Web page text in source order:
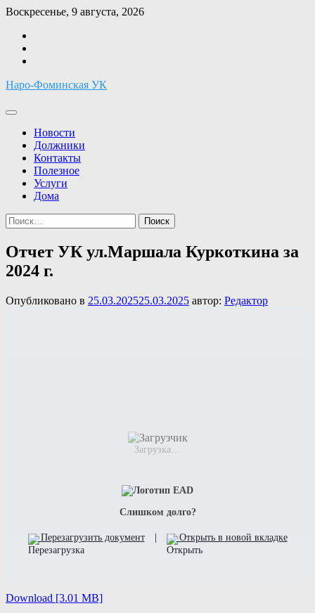
Перейти
содержимому
Воскресенье, 9 августа, 2026
Наро-Фоминская УК
Новости
Должники
Контакты
Полезное
Услуги
Дома
Найти:
Отчет УК ул.Маршала Куркоткина за
2024 г.
Опубликовано в 25.03.202525.03.2025 автор: Редактор
Загрузка…
Слишком долго?
Перезагрузить документ | Открыть в новой вкладке
Download [3.01 MB]